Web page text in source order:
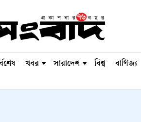
খবর সারাদেশ বিশ্ব বাণিজ্য